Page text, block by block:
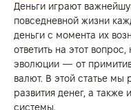
Деньги играют
повседневной жизни
деньги с момента их
ответить на этот
эволюции — от
валют. В этой статье
развития денег, а также
системы.